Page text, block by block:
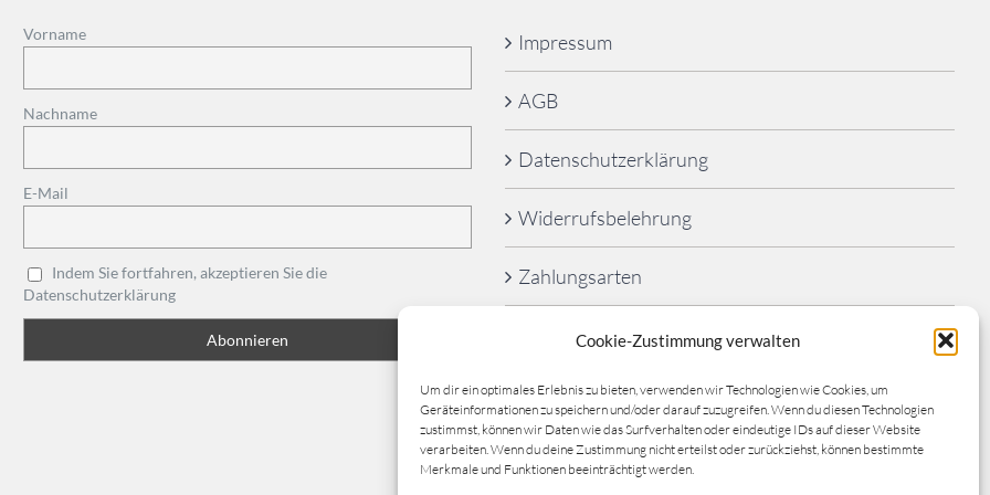
Cookie-Zustimmung verwalten
Um dir ein optimales Erlebnis zu bieten, verwenden wir Technologien wie Cookies, um
Geräteinformationen zu speichern und/oder darauf zuzugreifen. Wenn du diesen Technologien
zustimmst, können wir Daten wie das Surfverhalten oder eindeutige IDs auf dieser Website
verarbeiten. Wenn du deine Zustimmung nicht erteilst oder zurückziehst, können bestimmte
Merkmale und Funktionen beeinträchtigt werden.
Vorname
Nachname
E-Mail
Indem Sie fortfahren, akzeptieren Sie die
Datenschutzerklärung
Impressum
AGB
Datenschutzerklärung
Widerrufsbelehrung
Zahlungsarten
Cookie-Richtlinie (EU)